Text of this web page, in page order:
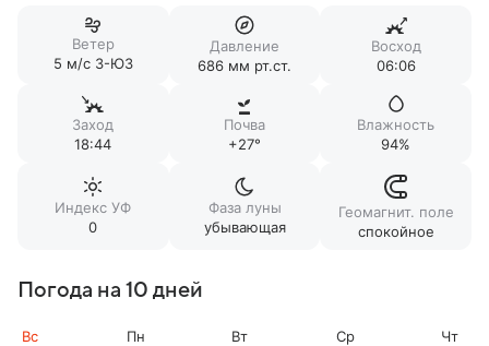
Ветер
5 м/c З-ЮЗ
Давление
686 мм рт.ст.
Восход
06:06
Заход
18:44
Почва
+27°
Влажность
94%
Индекс УФ
0
Фаза луны
убывающая
Геомагнит. поле
спокойное
Погода на 10 дней
Вс
Пн
Вт
Ср
Чт